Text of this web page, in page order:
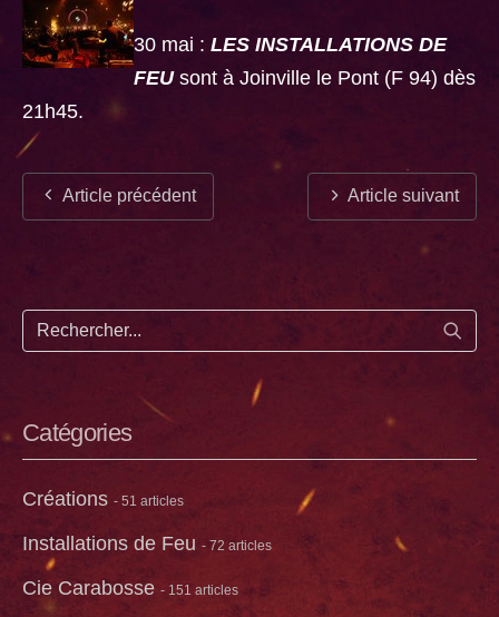
30 mai : LES INSTALLATIONS DE
FEU sont à Joinville le Pont (F 94) dès
21h45.
Article précédent Article suivant
Catégories
Créations - 51 articles
Installations de Feu - 72 articles
Cie Carabosse - 151 articles